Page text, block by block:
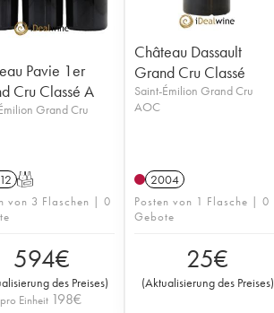
Pavie 1er
Cru Classé A
Grand Cru
T
von 3 Flaschen | 0
594€
des Preises)
Einheit 198€
Château Dassault
Grand Cru Classé
Saint-Émilion Grand Cru
AOC
2004
Posten von 1 Flasche | 0
Gebote
25€
(Aktualisierung des Preises)